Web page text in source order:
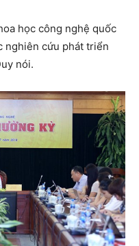
học công nghệ quốc
nghiên cứu phát triển
nói.